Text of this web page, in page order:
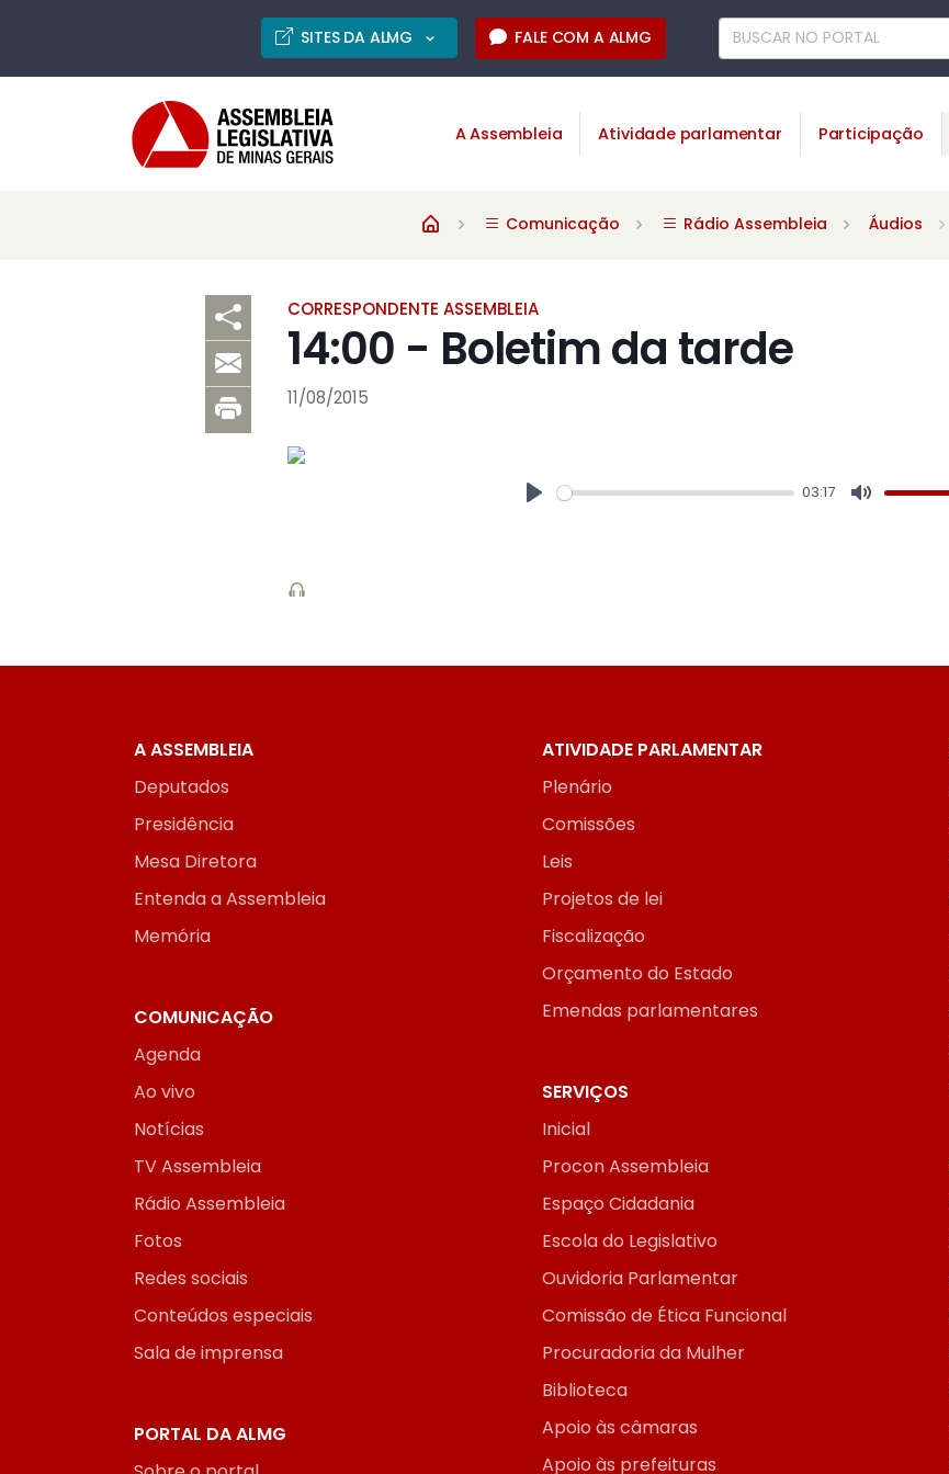
SITES DA ALMG FALE COM A ALMG
A Assembleia Atividade parlamentar Participação
Comunicação Rádio Assembleia Áudios
CORRESPONDENTE ASSEMBLEIA
14:00 - Boletim da tarde
11/08/2015
03:17
A ASSEMBLEIA
Deputados
Presidência
Mesa Diretora
Entenda a Assembleia
Memória
ATIVIDADE PARLAMENTAR
Plenário
Comissões
Leis
Projetos de lei
Fiscalização
Orçamento do Estado
Emendas parlamentares
COMUNICAÇÃO
Agenda
Ao vivo
Notícias
TV Assembleia
Rádio Assembleia
Fotos
Redes sociais
Conteúdos especiais
Sala de imprensa
SERVIÇOS
Inicial
Procon Assembleia
Espaço Cidadania
Escola do Legislativo
Ouvidoria Parlamentar
Comissão de Ética Funcional
Procuradoria da Mulher
Biblioteca
Apoio às câmaras
Apoio às prefeituras
PORTAL DA ALMG